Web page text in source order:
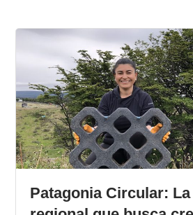
AUDIOS
VIDEOS
GALERIA DE FOTOS
APP MÓVIL
Patagonia Circular: